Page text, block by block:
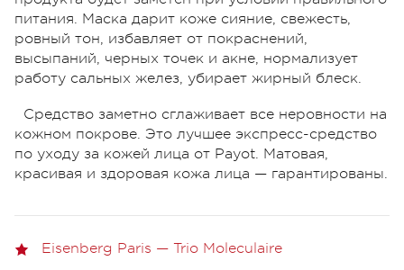
питания. Маска дарит коже сияние, свежесть,
ровный тон, избавляет от покраснений,
высыпаний, черных точек и акне, нормализует
работу сальных желез, убирает жирный блеск.
Средство заметно сглаживает все неровности на
кожном покрове. Это лучшее экспресс-средство
по уходу за кожей лица от Payot. Матовая,
красивая и здоровая кожа лица — гарантированы.
Eisenberg Paris — Trіо Moleculaire